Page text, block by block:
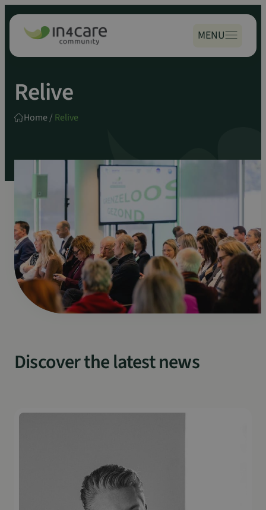
Spring
inhoud
MENU
Zoeken
Relive
Home/ Relive
Discover the latest news